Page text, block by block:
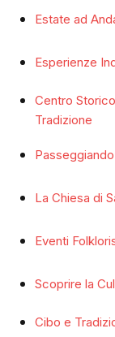
Estate ad
Esperienze
Centro
Tradizione
La Chiesa di
Eventi
Scoprire la
Cibo e